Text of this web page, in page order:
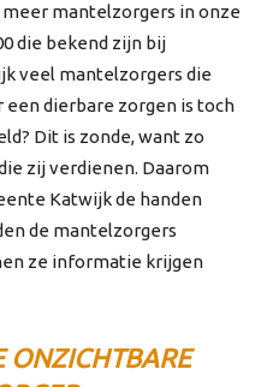
mantelzorgers in onze
die bekend zijn bij
veel mantelzorgers die
dierbare zorgen is toch
Dit is zonde, want zo
zij verdienen. Daarom
Katwijk de handen
de mantelzorgers
ze informatie krijgen
ONZICHTBARE